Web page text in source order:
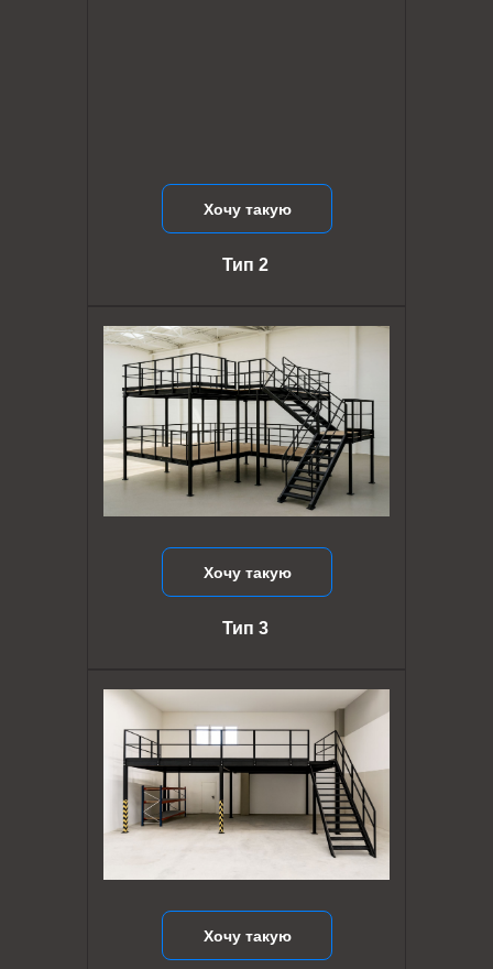
Хочу такую
Хочу такую
Тип 3
Хочу такую
Тип 2